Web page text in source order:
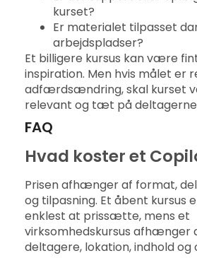
kurset?
Er materialet tilpasset
arbejdspladser?
Et billigere kursus kan være
inspiration. Men hvis målet er
adfærdsændring, skal kurset
relevant og tæt på
FAQ
Hvad koster et
Prisen afhænger af format,
og tilpasning. Et åbent kursus
enklest at prissætte, mens et
virksomhedskursus afhænger
deltagere, lokation, indhold og